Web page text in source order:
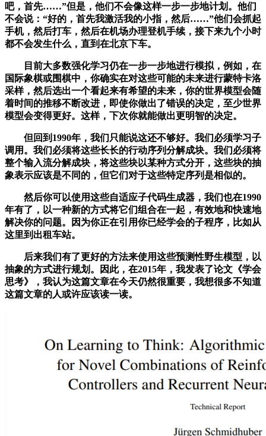
吧，首先……”但是，他们不会像这样一步一步地计划。他们
不会说：“好的，首先我激活我的小指，然后……”他们会抓起
手机，然后打车，然后在机场办理登机手续，接下来九个小时
都不会发生什么，直到在北京下车。
目前大多数强化学习仍在一步一步地进行模拟，例如，在
国际象棋或围棋中，你确实在对这些可能的未来进行蒙特卡洛
采样，然后选出一个看起来有希望的未来，你的世界模型会随
着时间的推移不断改进，即使你做出了错误的决定，至少世界
模型会变得更好。这样，下次你就能做出更明智的决定。
但回到1990年，我们只能说这还不够好。我们必须学习子
调用。我们必须将这些长长的行动序列分解成块。我们必须将
整个输入流分解成块，将这些块以某种方式分开，这些块的抽
象表示应该是不同的，但它们对于这些特定序列是相似的。
然后你可以使用这些自适应子代码生成器，我们也在1990
年有了，以一种新的方式将它们组合在一起，有效地和快速地
解决你的问题。因为你正在引用你已经学会的子程序，比如从
这里到出租车站。
后来我们有了更好的方法来使用这些预测性野生模型，以
抽象的方式进行规划。因此，在2015年，我发表了论文《学会
思考》，我认为这篇文章在今天仍然很重要，我想很多不知道
这篇文章的人或许应该读一读。